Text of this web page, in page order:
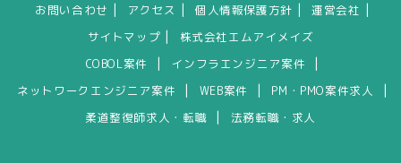
お問い合わせ アクセス 個人情報保護方針 運営会社
サイトマップ
株式会社エムアイメイズ
COBOL案件
インフラエンジニア案件
ネットワークエンジニア案件 WEB案件 PM・PMO案件求人
柔道整復師求人・転職 法務転職・求人